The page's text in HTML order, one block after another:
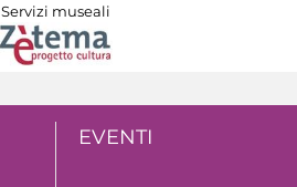
Servizi museali
EVENTI